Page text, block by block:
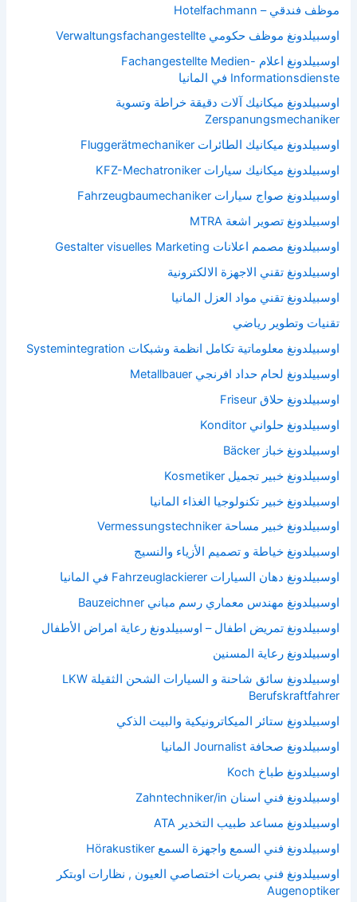
موظف فندقي – Hotelfachmann
اوسبيلدونغ موظف حكومي Verwaltungsfachangestellte
اوسبيلدونغ اعلام Fachangestellte Medien-
Informationsdienste في المانيا
اوسبيلدونغ ميكانيك آلات دقيقة خراطة وتسوية
Zerspanungsmechaniker
اوسبيلدونغ ميكانيك الطائرات Fluggerätmechaniker
اوسبيلدونغ ميكانيك سيارات KFZ-Mechatroniker
اوسبيلدونغ صواج سيارات Fahrzeugbaumechaniker
اوسبيلدونغ تصوير اشعة MTRA
اوسبيلدونغ مصمم اعلانات Gestalter visuelles Marketing
اوسبيلدونغ تقني الاجهزة الالكترونية
اوسبيلدونغ تقني مواد العزل المانيا
تقنيات وتطوير رياضي
اوسبيلدونغ معلوماتية تكامل انظمة وشبكات Systemintegration
اوسبيلدونغ لحام حداد افرنجي Metallbauer
اوسبيلدونغ حلاق Friseur
اوسبيلدونغ حلواني Konditor
اوسبيلدونغ خباز Bäcker
اوسبيلدونغ خبير تجميل Kosmetiker
اوسبيلدونغ خبير تكنولوجيا الغذاء المانيا
اوسبيلدونغ خبير مساحة Vermessungstechniker
اوسبيلدونغ خياطة و تصميم الأزياء والنسيج
اوسبيلدونغ دهان السيارات Fahrzeuglackierer في المانيا
اوسبيلدونغ مهندس معماري رسم مباني Bauzeichner
اوسبيلدونغ تمريض اطفال – اوسبيلدونغ رعاية امراض الأطفال
اوسبيلدونغ رعاية المسنين
اوسبيلدونغ سائق شاحنة و السيارات الشحن الثقيلة LKW
Berufskraftfahrer
اوسبيلدونغ ستائر الميكاترونيكية والبيت الذكي
اوسبيلدونغ صحافة Journalist المانيا
اوسبيلدونغ طباخ Koch
اوسبيلدونغ فني اسنان Zahntechniker/in
اوسبيلدونغ مساعد طبيب التخدير ATA
اوسبيلدونغ فني السمع واجهزة السمع Hörakustiker
اوسبيلدونغ فني بصريات اختصاصي العيون , نظارات اوبتكر
Augenoptiker